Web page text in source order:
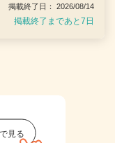
掲載終了日： 2026/08/14
掲載終了まであと7日